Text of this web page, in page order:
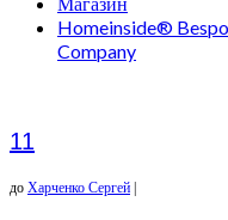
Homeinside®
Company
11
до Харченко Сергей